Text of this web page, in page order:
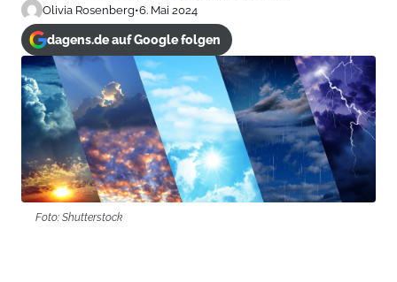
Olivia Rosenberg•6. Mai 2024
dagens.de auf Google folgen
Foto: Shutterstock